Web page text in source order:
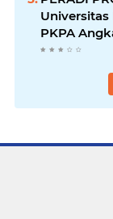
Universitas
PKPA
Pengajar